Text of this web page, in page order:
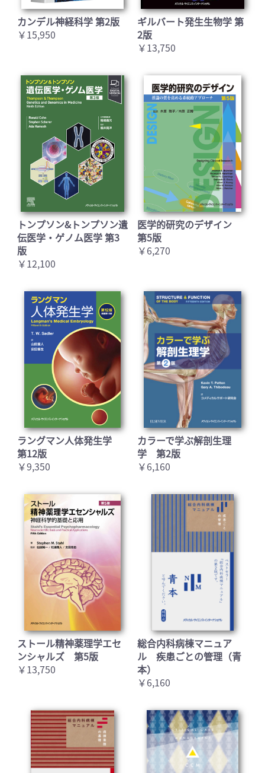
お買い物を続ける
カンデル神経科学 第2版
￥15,950
ギルバート発生生物学 第
2版
￥13,750
トンプソン&トンプソン遺
伝医学・ゲノム医学 第3
版
￥12,100
医学的研究のデザイン
第5版
￥6,270
ラングマン人体発生学
第12版
￥9,350
カラーで学ぶ解剖生理
学 第2版
￥6,160
ストール精神薬理学エセ
ンシャルズ 第5版
￥13,750
総合内科病棟マニュア
ル 疾患ごとの管理（青
本）
￥6,160